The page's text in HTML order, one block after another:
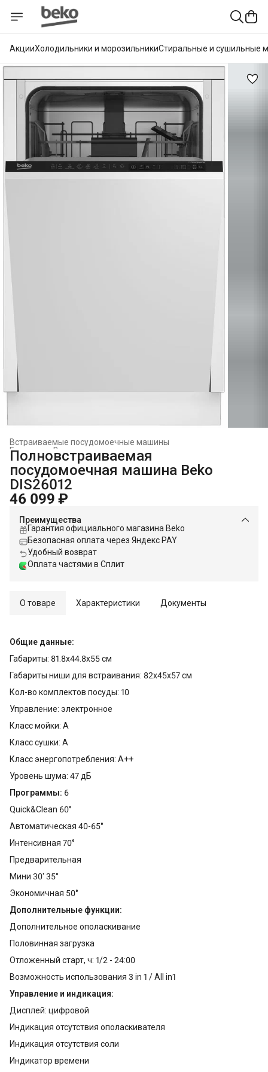
АкцииХолодильники и морозильникиСтиральные и сушильные
Встраиваемые посудомоечные машины
Встраиваемая техника
Главная
Полновстраиваемая
посудомоечная машина Beko
DIS26012
46 099 ₽
Преимущества
Гарантия официального магазина Beko
Безопасная оплата через Яндекс PAY
Удобный возврат
Оплата частями в Сплит
О товаре Характеристики Документы
Общие данные:
Габариты: 81.8х44.8х55 см
Габариты ниши для встраивания: 82x45x57 см
Кол-во комплектов посуды: 10
Управление: электронное
Класс мойки: A
Класс сушки: A
Класс энергопотребления: A++
Уровень шума: 47 дБ
Программы: 6
Quick&Clean 60°
Автоматическая 40-65°
Интенсивная 70°
Предварительная
Мини 30' 35°
Экономичная 50°
Дополнительные функции:
Дополнительное ополаскивание
Половинная загрузка
Отложенный старт, ч: 1/2 - 24:00
Возможность использования 3 in 1 / All in1
Управление и индикация:
Дисплей: цифровой
Индикация отсутствия ополаскивателя
Индикация отсутствия соли
Индикатор времени